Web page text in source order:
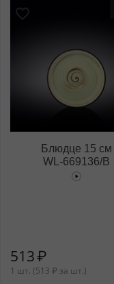
Блюдце 15 см
WL‑669136/B
513₽
1 шт. (513 ₽ за шт.)